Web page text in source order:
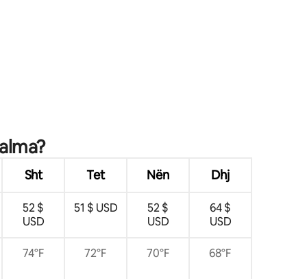
Sht Tet Nën Dhj
52 $
USD
51 $ USD
52 $
USD
64 $
USD
74°F 72°F 70°F 68°F